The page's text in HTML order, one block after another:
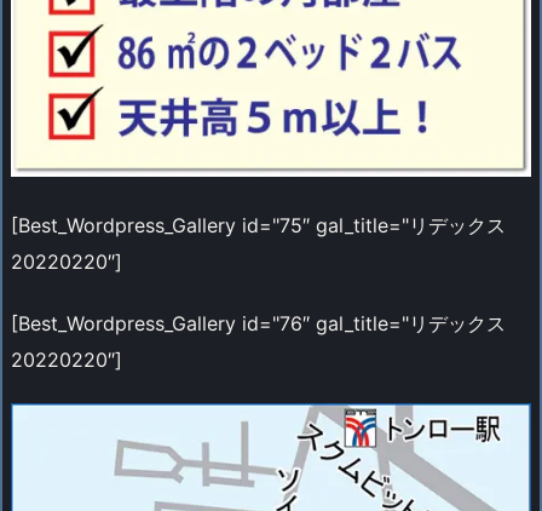
[Best_Wordpress_Gallery id="75″ gal_title="リデックス
20220220″]
[Best_Wordpress_Gallery id="76″ gal_title="リデックス
20220220″]